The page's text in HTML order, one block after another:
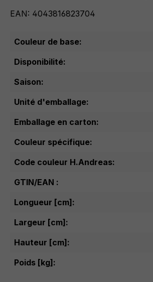
EAN: 4043816823704
Couleur de base:
Disponibilité:
Saison:
Unité d'emballage:
Emballage en carton:
Couleur spécifique:
Code couleur H.Andreas:
GTIN/EAN :
Longueur [cm]:
Largeur [cm]:
Hauteur [cm]:
Poids [kg]: